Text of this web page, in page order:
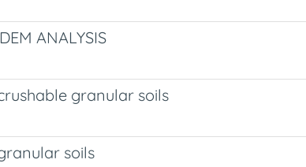
ANALYSIS
granular soils
soils